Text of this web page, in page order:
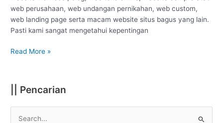
web perusahaan, web undangan pernikahan, web custom,
web landing page serta macam website situs bagus yang lain.
Pasti kami sangat mengetahui kepentingan
Read More »
|| Pencarian